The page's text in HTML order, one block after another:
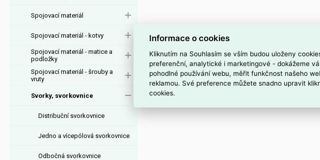
Spojovací materiál
Spojovací materiál - kotvy
Spojovací materiál - matice a
podložky
Spojovací materiál - šrouby a
vruty
Svorky, svorkovnice
Distribuční svorkovnice
Jedno a vícepólová svorkovnice
Odbočná svorkovnice
Informace o cookies
Kliknutím na Souhlasím se vším budou uloženy
preferenční, analytické i marketingové - dokážeme
pohodlné používání webu, měřit funkčnost našeho
reklamou. Své preference můžete snadno upravit
cookies.